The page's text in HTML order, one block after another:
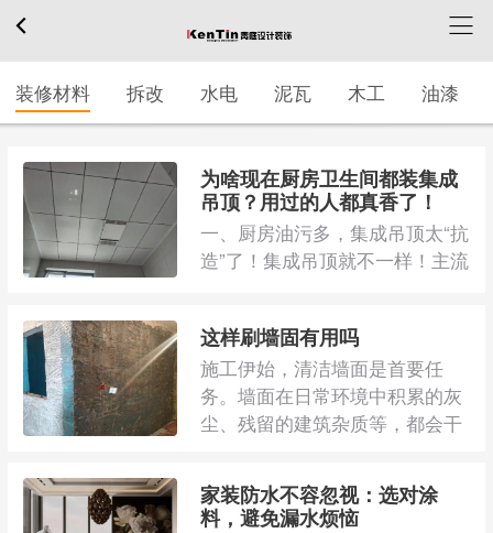
装修材料 拆改 水电 泥瓦 木工 油漆
为啥现在厨房卫生间都装集成
吊顶？用过的人都真香了！
一、厨房油污多，集成吊顶太“抗
造”了！集成吊顶就不一样！主流
这样刷墙固有用吗
施工伊始，清洁墙面是首要任
务。墙面在日常环境中积累的灰
尘、残留的建筑杂质等，都会干
家装防水不容忽视：选对涂
料，避免漏水烦恼